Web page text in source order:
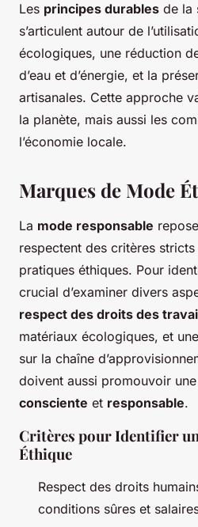
Les principes durables de la
s’articulent autour de
écologiques, une réduction
d’eau et d’énergie, et la
artisanales. Cette approche
la planète, mais aussi les
l’économie locale.
Marques de Mode
La mode responsable
respectent des critères
pratiques éthiques. Pour
crucial d’examiner divers
respect des droits des
matériaux écologiques, et
sur la chaîne
doivent aussi promouvoir une
consciente et responsable.
Critères pour Identifier
Éthique
Respect des droits
conditions sûres et